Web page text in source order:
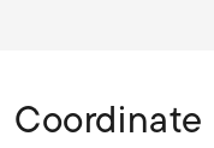
Coordinate